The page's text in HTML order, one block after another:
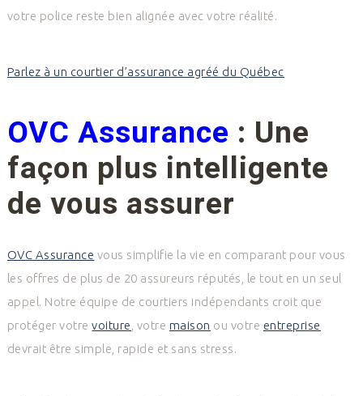
votre police reste bien alignée avec votre réalité.
Parlez à un courtier d’assurance agréé du Québec
OVC Assurance : Une
façon plus intelligente
de vous assurer
OVC Assurance vous simplifie la vie en comparant pour vous
les offres de plus de 20 assureurs réputés, le tout en un seul
appel. Notre équipe de courtiers indépendants croit que
protéger votrevoiture , votre maison ou votre entreprise
devrait être simple, rapide et sans stress.